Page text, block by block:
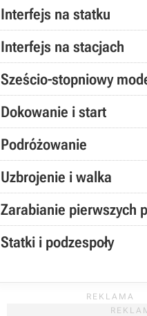
Interfejs na statku
Interfejs na stacjach
Sześcio-stopniowy
Dokowanie i start
Podróżowanie
Uzbrojenie i walka
Zarabianie pierwszych
Statki i podzespoły